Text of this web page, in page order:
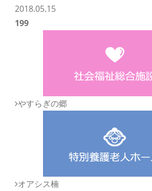
2018.05.15
199
やすらぎの郷
オアシス楠